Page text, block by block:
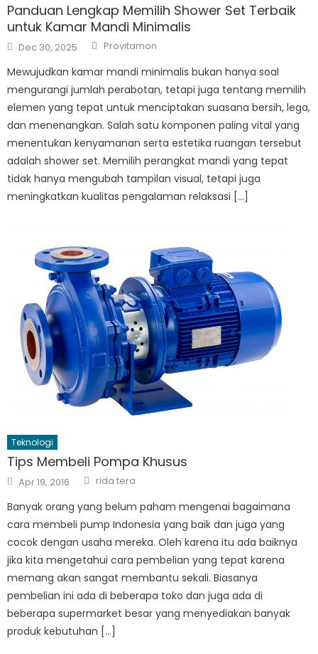
Panduan Lengkap Memilih Shower Set Terbaik
untuk Kamar Mandi Minimalis
Posted
on
Dec 30, 2025 Author
Provitamon
Mewujudkan kamar mandi minimalis bukan hanya soal
mengurangi jumlah perabotan, tetapi juga tentang memilih
elemen yang tepat untuk menciptakan suasana bersih, lega,
dan menenangkan. Salah satu komponen paling vital yang
menentukan kenyamanan serta estetika ruangan tersebut
adalah shower set. Memilih perangkat mandi yang tepat
tidak hanya mengubah tampilan visual, tetapi juga
meningkatkan kualitas pengalaman relaksasi […]
Teknologi
Tips Membeli Pompa Khusus
Posted
on
Apr 19, 2016 Author
rida tera
Banyak orang yang belum paham mengenai bagaimana
cara membeli pump Indonesia yang baik dan juga yang
cocok dengan usaha mereka. Oleh karena itu ada baiknya
jika kita mengetahui cara pembelian yang tepat karena
memang akan sangat membantu sekali. Biasanya
pembelian ini ada di beberapa toko dan juga ada di
beberapa supermarket besar yang menyediakan banyak
produk kebutuhan […]